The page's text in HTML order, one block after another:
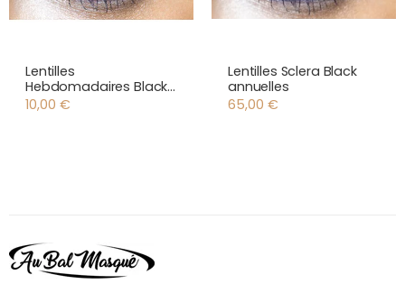
Lentilles
Hebdomadaires Black
Out
10,00 €
Lentilles Sclera Black
annuelles
65,00 €